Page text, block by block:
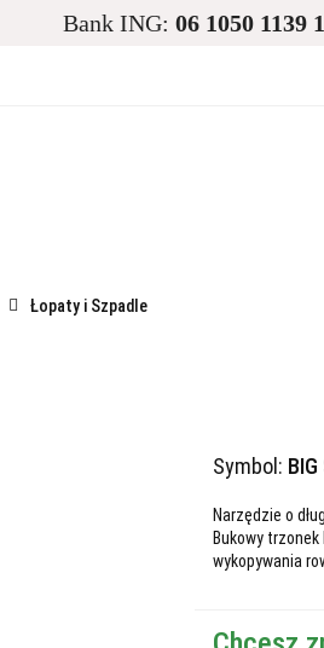
Bank ING: 06 1050 1139
Akcesoria Pakowe
Łopaty i Szpadle
Symbol: BIG
Narzędzie o
Bukowy
wykopywania